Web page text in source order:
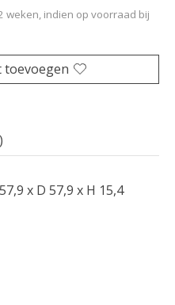
weken, indien op voorraad bij
toevoegen
x D 57,9 x H 15,4